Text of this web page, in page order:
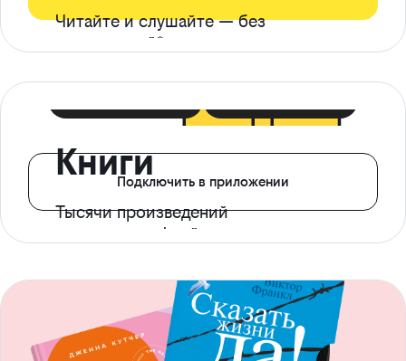
Читайте и слушайте — без
ограничений*
Книги
Тысячи произведений
с доступом офлайн
Подключить в приложении